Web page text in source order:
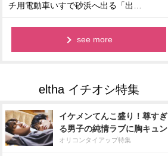
チ用電動車いすで砂浜へ出る「出…
see more
イケメンてんこ盛り！尊すぎ
る男子の純情ラブに胸キュン
オリコンタイアップ特集